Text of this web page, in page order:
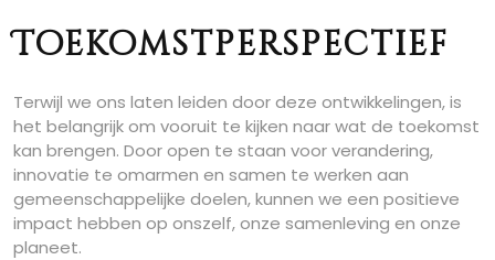
Toekomstperspectief
Terwijl we ons laten leiden door deze ontwikkelingen, is
het belangrijk om vooruit te kijken naar wat de toekomst
kan brengen. Door open te staan voor verandering,
innovatie te omarmen en samen te werken aan
gemeenschappelijke doelen, kunnen we een positieve
impact hebben op onszelf, onze samenleving en onze
planeet.